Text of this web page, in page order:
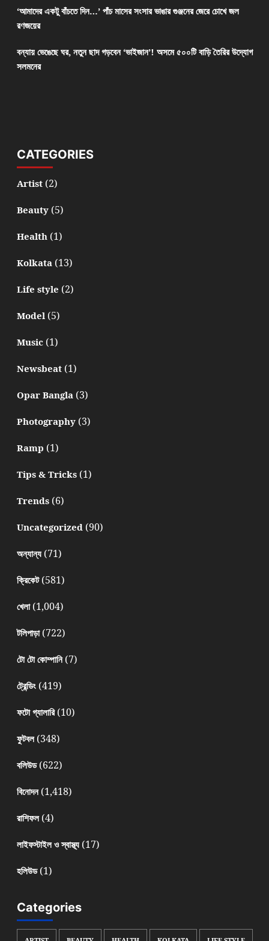
‘আমাদের একটু বাঁচতে দিন…’ পাঁচ মাসের সংসার ভাঙার গুঞ্জনের জেরে চোখে জল
রণজয়ের
বন্যায় ভেঙেছে ঘর, নতুন ছাদ গড়বেন ‘ভাইজান’! অসমে ৫০০টি বাড়ি তৈরির উদ্যোগ
সলমনের
CATEGORIES
Artist(2)
Beauty(5)
Health(1)
Kolkata(13)
Life style (2)
Model(5)
Music(1)
Newsbeat(1)
Opar Bangla(3)
Photography(3)
Ramp (1)
Tips & Tricks(1)
Trends(6)
Uncategorized(90)
অন্যান্য(71)
ক্রিকেট(581)
খেলা(1,004)
টলিপাড়া(722)
টো টো কোম্পানি(7)
ট্রেন্ডিং(419)
ফটো গ্যালারি(10)
ফুটবল(348)
বলিউড(622)
বিনোদন(1,418)
রাশিফল(4)
লাইফস্টাইল ও স্বাস্থ্য(17)
হলিউড(1)
Categories